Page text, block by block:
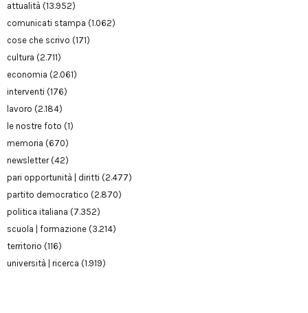
attualità (13.952)
comunicati stampa (1.062)
cose che scrivo (171)
cultura (2.711)
economia (2.061)
interventi (176)
lavoro (2.184)
le nostre foto (1)
memoria (670)
newsletter(42)
pari opportunità | diritti (2.477)
partito democratico (2.870)
politica italiana (7.352)
scuola | formazione (3.214)
territorio (116)
università | ricerca (1.919)